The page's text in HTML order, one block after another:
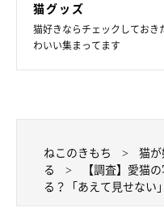
猫グッズ
猫好きならチェックしてお
わいい集まってます
ねこのきもち 猫が
る
【調査】愛猫
る？「あえて見せな